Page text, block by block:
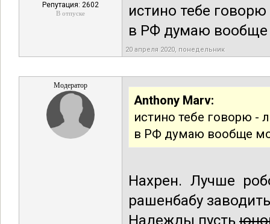
Репутация: 2602
В отпуске
истино тебе
в РФ думаю вообще
20 апреля 2020, понедельник
Модератор
Anthony Marv:
истино тебе говорю -
в РФ думаю вообще
Нахрен. Лучше
рашенбабу
Надежды пусть